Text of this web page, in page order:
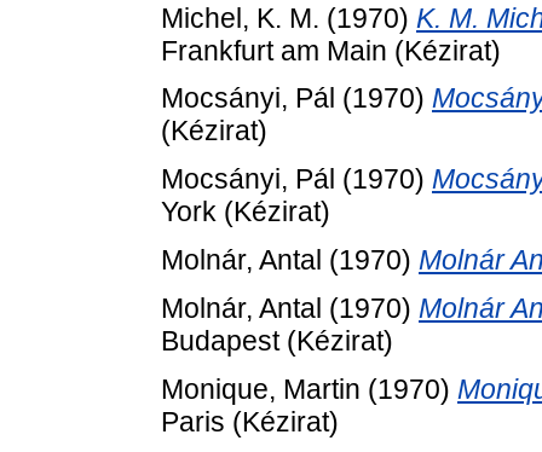
Michel, K. M. (1970) K. M.
Frankfurt am Main (Kézirat)
Mocsányi, Pál (1970)
(Kézirat)
Mocsányi, Pál (1970)
York (Kézirat)
Molnár, Antal (1970) Molnár
Molnár, Antal (1970) Molnár
Budapest (Kézirat)
Monique, Martin (1970)
Paris (Kézirat)